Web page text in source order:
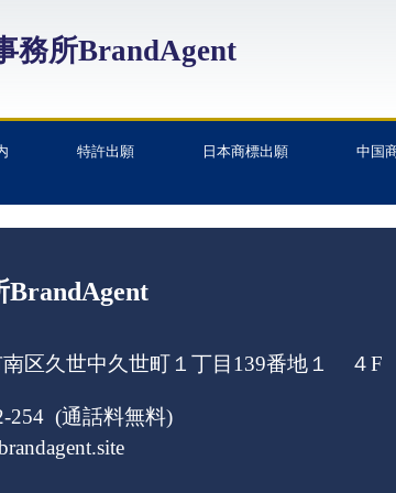
務所BrandAgent
特許出願 日本商標出願 中国
BrandAgent
区久世中久世町１丁目139番地１ ４F
254 (通話料無料)